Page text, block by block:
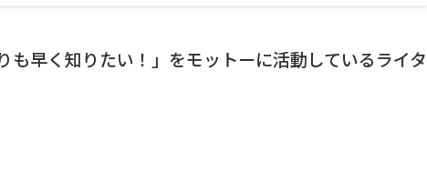
も早く知りたい！」をモットーに活動しているライタ